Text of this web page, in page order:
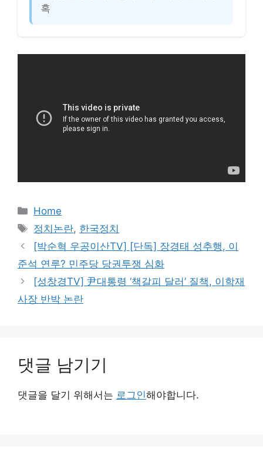
혹
카
테
고
리
Home
태
그
정치논란, 한국정치
[박순혁 우공이산TV] [단독] 장경태 성추행, 이
준석 연루? 민주당 당권투쟁 심화
[성창경TV] 尹대통령 ‘책갈피 달러’ 질책, 이학재
사장 반박 논란
댓글 남기기
댓글을 달기 위해서는 로그인해야합니다.